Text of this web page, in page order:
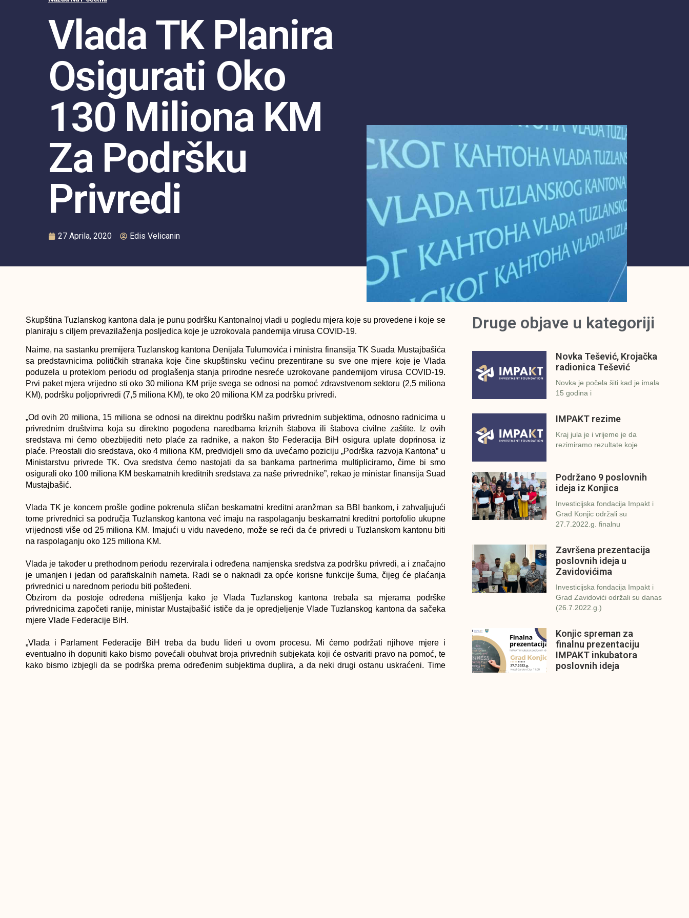
Vlada TK Planira
Osigurati Oko
130 Miliona KM
Za Podršku
Privredi
27 Aprila, 2020 Edis Velicanin
Skupština Tuzlanskog kantona dala je punu podršku Kantonalnoj vladi u pogledu mjera koje su provedene i koje se
planiraju s ciljem prevazilaženja posljedica koje je uzrokovala pandemija virusa COVID-19.
Naime, na sastanku premijera Tuzlanskog kantona Denijala Tulumovića i ministra finansija TK Suada Mustajbašića
sa predstavnicima političkih stranaka koje čine skupštinsku većinu prezentirane su sve one mjere koje je Vlada
poduzela u proteklom periodu od proglašenja stanja prirodne nesreće uzrokovane pandemijom virusa COVID-19.
Prvi paket mjera vrijedno sti oko 30 miliona KM prije svega se odnosi na pomoć zdravstvenom sektoru (2,5 miliona
KM), podršku poljoprivredi (7,5 miliona KM), te oko 20 miliona KM za podršku privredi.
„Od ovih 20 miliona, 15 miliona se odnosi na direktnu podršku našim privrednim subjektima, odnosno radnicima u
privrednim društvima koja su direktno pogođena naredbama kriznih štabova ili štabova civilne zaštite. Iz ovih
sredstava mi ćemo obezbijediti neto plaće za radnike, a nakon što Federacija BiH osigura uplate doprinosa iz
plaće. Preostali dio sredstava, oko 4 miliona KM, predvidjeli smo da uvećamo poziciju „Podrška razvoja Kantona” u
Ministarstvu privrede TK. Ova sredstva ćemo nastojati da sa bankama partnerima multipliciramo, čime bi smo
osigurali oko 100 miliona KM beskamatnih kreditnih sredstava za naše privrednike”, rekao je ministar finansija Suad
Mustajbašić.
Vlada TK je koncem prošle godine pokrenula sličan beskamatni kreditni aranžman sa BBI bankom, i zahvaljujući
tome privrednici sa područja Tuzlanskog kantona već imaju na raspolaganju beskamatni kreditni portofolio ukupne
vrijednosti više od 25 miliona KM. Imajući u vidu navedeno, može se reći da će privredi u Tuzlanskom kantonu biti
na raspolaganju oko 125 miliona KM.
Vlada je također u prethodnom periodu rezervirala i određena namjenska sredstva za podršku privredi, a i značajno
je umanjen i jedan od parafiskalnih nameta. Radi se o naknadi za opće korisne funkcije šuma, čijeg će plaćanja
privrednici u narednom periodu biti pošteđeni.
Obzirom da postoje određena mišljenja kako je Vlada Tuzlanskog kantona trebala sa mjerama podrške
privrednicima započeti ranije, ministar Mustajbašić ističe da je opredjeljenje Vlade Tuzlanskog kantona da sačeka
mjere Vlade Federacije BiH.
„Vlada i Parlament Federacije BiH treba da budu lideri u ovom procesu. Mi ćemo podržati njihove mjere i
eventualno ih dopuniti kako bismo povećali obuhvat broja privrednih subjekata koji će ostvariti pravo na pomoć, te
kako bismo izbjegli da se podrška prema određenim subjektima duplira, a da neki drugi ostanu uskraćeni. Time
Druge objave u kategoriji
Novka Tešević, Krojačka
radionica Tešević
Novka je počela šiti kad je imala
15 godina i
IMPAKT rezime
Kraj jula je i vrijeme je da
rezimiramo rezultate koje
Podržano 9 poslovnih
ideja iz Konjica
Investicijska fondacija Impakt i
Grad Konjic održali su
27.7.2022.g. finalnu
Završena prezentacija
poslovnih ideja u
Zavidovićima
Investicijska fondacija Impakt i
Grad Zavidovići održali su danas
(26.7.2022.g.)
Konjic spreman za
finalnu prezentaciju
IMPAKT inkubatora
poslovnih ideja